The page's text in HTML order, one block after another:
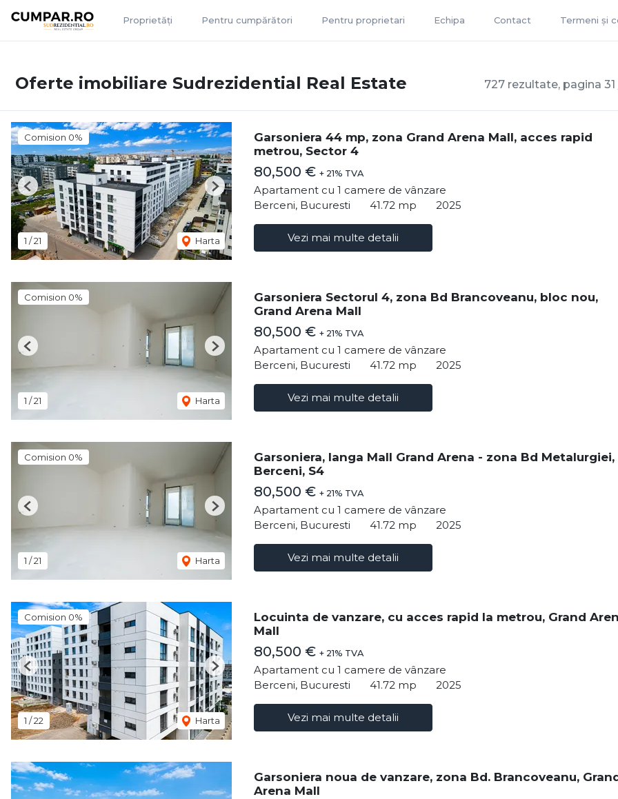
Proprietăți Pentru cumpărători Pentru proprietari Echipa Contact Termeni și
727 rezultate, pagina
Oferte imobiliare Sudrezidential Real Estate
Comision 0%
1 /21 Harta
Previous Next
Garsoniera 44 mp, zona Grand Arena Mall, acces rapid
metrou, Sector 4
80,500 € + 21% TVA
Apartament cu 1 camere de vânzare
Berceni, Bucuresti
41.72 mp 2025
Vezi mai multe detalii
Comision 0%
1 /21 Harta
Previous Next
Garsoniera Sectorul 4, zona Bd Brancoveanu, bloc nou,
Grand Arena Mall
80,500 € + 21% TVA
Apartament cu 1 camere de vânzare
Berceni, Bucuresti
41.72 mp 2025
Vezi mai multe detalii
Comision 0%
1 /21 Harta
Previous Next
Garsoniera, langa Mall Grand Arena - zona Bd Metalurgiei,
Berceni, S4
80,500 € + 21% TVA
Apartament cu 1 camere de vânzare
Berceni, Bucuresti
41.72 mp 2025
Vezi mai multe detalii
Comision 0%
1 /22 Harta
Previous Next
Locuinta de vanzare, cu acces rapid la metrou, Grand
Mall
80,500 € + 21% TVA
Apartament cu 1 camere de vânzare
Berceni, Bucuresti
41.72 mp 2025
Vezi mai multe detalii
Garsoniera noua de vanzare, zona Bd. Brancoveanu,
Arena Mall